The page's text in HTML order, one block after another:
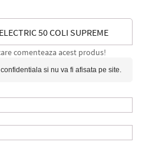
50 COLI SUPREME
comenteaza acest produs!
si nu va fi afisata pe site.